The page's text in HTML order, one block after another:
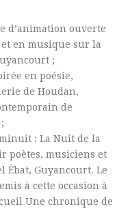
d’animation ouverte
en musique sur la
;
en poésie,
de Houdan,
de
: La Nuit de la
poètes, musiciens et
Ébat, Guyancourt. Le
à cette occasion à
Une chronique de